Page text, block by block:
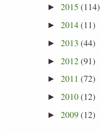
► 2015 (114)
► 2014(11)
► 2013 (44)
► 2012(91)
► 2011 (72)
► 2010(12)
► 2009 (12)